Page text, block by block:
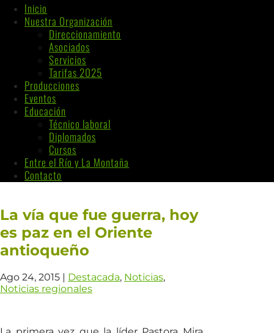
Inicio
Nuestra Organización
Direccionamiento
Asociados
Servicios
Tarifas 2025
Producciones
Eventos
Educación
Técnico laboral
Diplomados
Cursos
Entre el Río y La Montaña
Contacto
La vía que fue guerra, hoy
es paz en el Oriente
antioqueño
Ago 24, 2015 | Destacada, Noticias,
Noticias regionales